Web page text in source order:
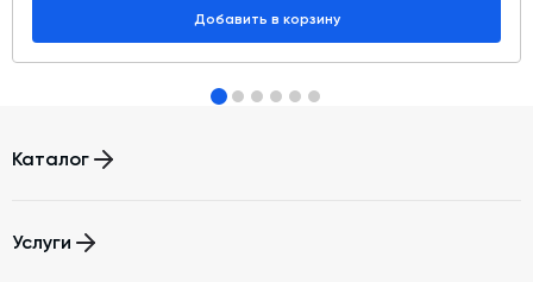
Добавить в корзину
Каталог
Бетоносмесители
Услуги